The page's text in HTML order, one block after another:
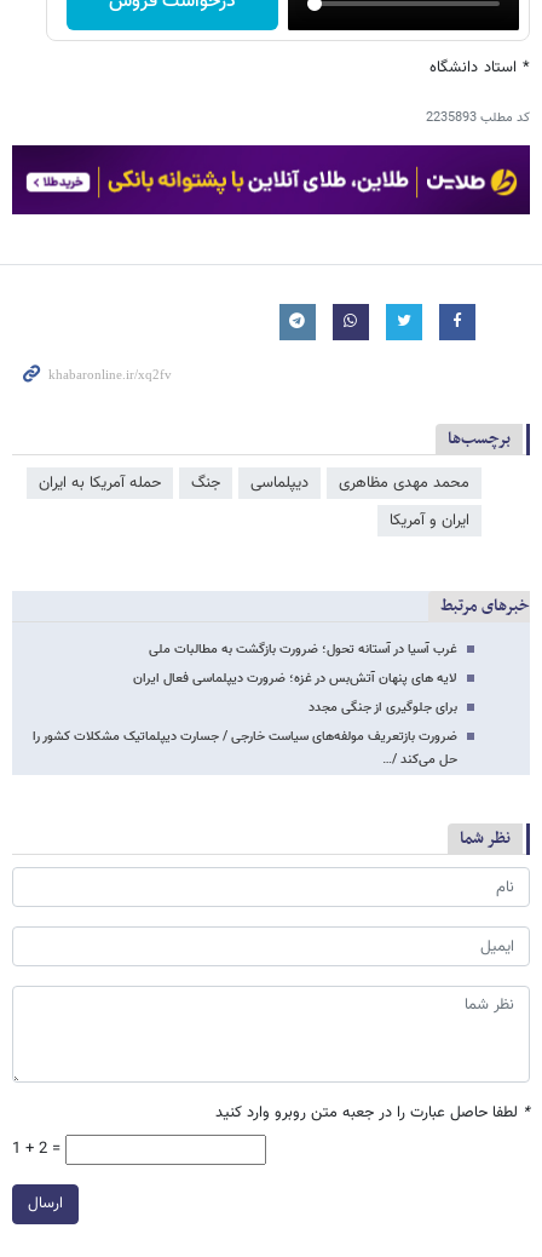
* استاد دانشگاه
کد مطلب2235893
برچسب‌ها
محمد مهدی مظاهری دیپلماسی جنگ
حمله آمریکا به ایران
ایران و آمریکا
خبرهای مرتبط
غرب آسیا در آستانه تحول؛ ضرورت بازگشت به مطالبات ملی
لایه های پنهان آتش‌بس در غزه؛ ضرورت دیپلماسی فعال ایران
برای جلوگیری از جنگی مجدد
ضرورت بازتعریف مولفه‌های سیاست خارجی / جسارت دیپلماتیک مشکلات کشور را
حل می‌کند /…
نظر شما
* لطفا حاصل عبارت را در جعبه متن روبرو وارد کنید
1 + 2 =
ارسال